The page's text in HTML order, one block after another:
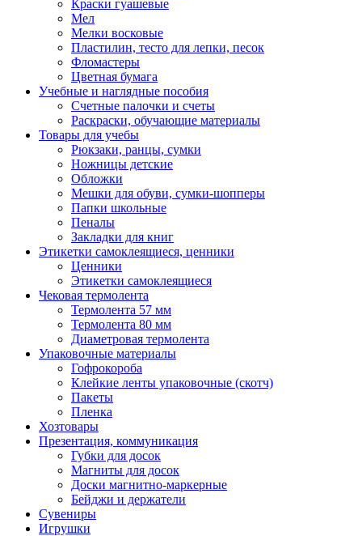
Краски гуашевые
Мел
Мелки восковые
Пластилин, тесто для лепки, песок
Фломастеры
Цветная бумага
Учебные и наглядные пособия
Счетные палочки и счеты
Раскраски, обучающие материалы
Товары для учебы
Рюкзаки, ранцы, сумки
Ножницы детские
Обложки
Мешки для обуви, сумки-шопперы
Папки школьные
Пеналы
Закладки для книг
Этикетки самоклеящиеся, ценники
Ценники
Этикетки самоклеящиеся
Чековая термолента
Термолента 57 мм
Термолента 80 мм
Диаметровая термолента
Упаковочные материалы
Гофрокороба
Клейкие ленты упаковочные (скотч)
Пакеты
Пленка
Хозтовары
Презентация, коммуникация
Губки для досок
Магниты для досок
Доски магнитно-маркерные
Бейджи и держатели
Сувениры
Игрушки